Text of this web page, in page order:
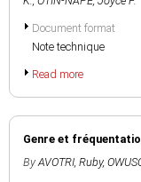
Document format
Note technique
Read more
Genre et
By AVOTRI, Ruby,